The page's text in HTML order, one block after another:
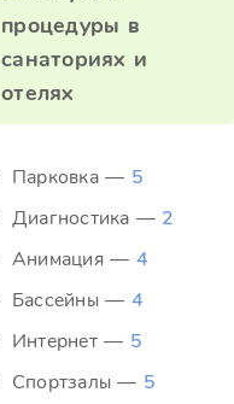
процедуры в
санаториях и
отелях
Парковка — 5
Диагностика — 2
Анимация — 4
Бассейны — 4
Интернет — 5
Спортзалы — 5